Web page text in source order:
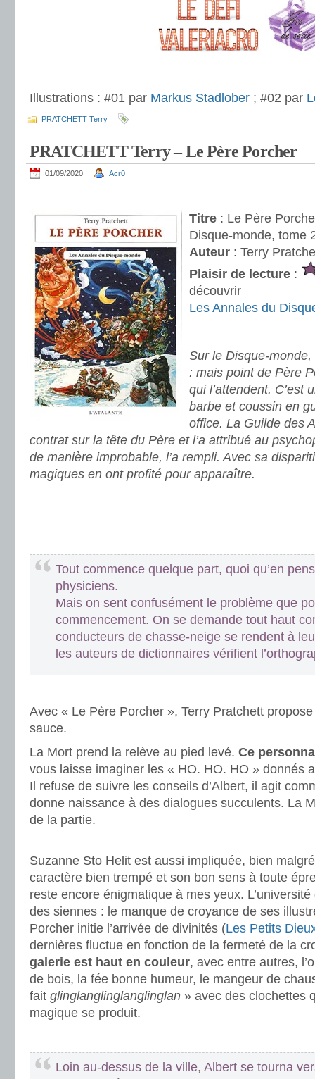
Illustrations : #01 par Markus Stadlober ; #02 par
PRATCHETT Terry
PRATCHETT Terry – Le Père Porcher
01/09/2020 Acr0
Titre : Le Père
Disque-monde, tome
Auteur : Terry
Plaisir de lecture :
découvrir
Les Annales du
Sur le Disque-monde,
: mais point de Père
qui l’attendent. C’est
barbe et coussin en
office. La Guilde des
contrat sur la tête du Père et l’a attribué au
de manière improbable, l’a rempli. Avec sa
magiques en ont profité pour apparaître.
Tout commence quelque part, quoi qu’en
physiciens.
Mais on sent confusément le problème que
commencement. On se demande tout haut
conducteurs de chasse-neige se rendent à
les auteurs de dictionnaires vérifient
Avec « Le Père Porcher », Terry Pratchett
sauce.
La Mort prend la relève au pied levé. Ce
vous laisse imaginer les « HO. HO. HO » donnés
Il refuse de suivre les conseils d’Albert, il agit
donne naissance à des dialogues succulents. La
de la partie.
Suzanne Sto Helit est aussi impliquée, bien
caractère bien trempé et son bon sens à toute
reste encore énigmatique à mes yeux.
des siennes : le manque de croyance de ses
Porcher initie l’arrivée de divinités (Les Petits
dernières fluctue en fonction de la fermeté de la
galerie est haut en couleur, avec entre autres,
de bois, la fée bonne humeur, le mangeur de
fait glinglanglinglanglinglan » avec des clochettes
magique se produit.
Loin au-dessus de la ville, Albert se tourna